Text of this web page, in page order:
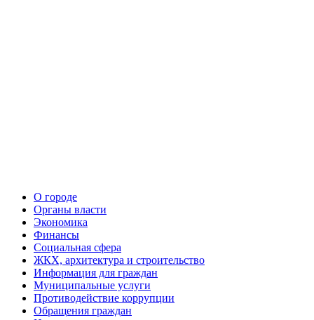
О городе
Органы власти
Экономика
Финансы
Социальная сфера
ЖКХ, архитектура и строительство
Информация для граждан
Муниципальные услуги
Противодействие коррупции
Обращения граждан